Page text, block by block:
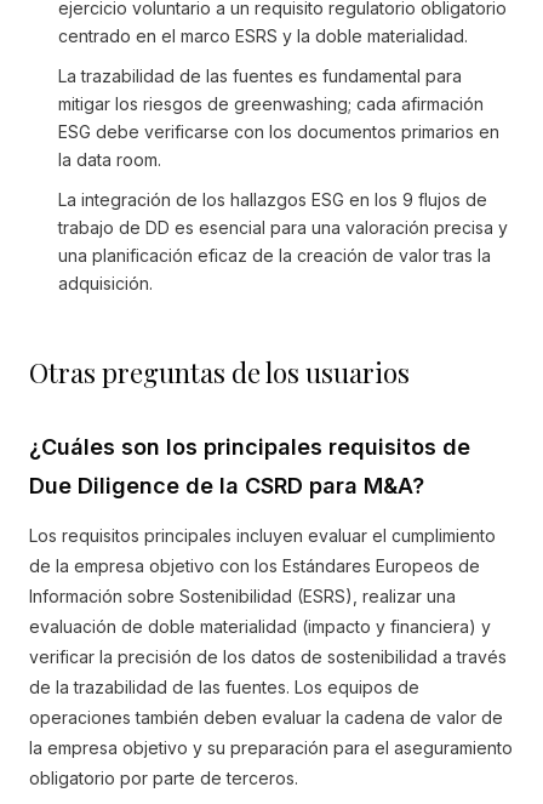
ejercicio voluntario a un requisito regulatorio obligatorio
centrado en el marco ESRS y la doble materialidad.
La trazabilidad de las fuentes es fundamental para
mitigar los riesgos de greenwashing; cada afirmación
ESG debe verificarse con los documentos primarios en
la data room.
La integración de los hallazgos ESG en los 9 flujos de
trabajo de DD es esencial para una valoración precisa y
una planificación eficaz de la creación de valor tras la
adquisición.
Otras preguntas de los usuarios
¿Cuáles son los principales requisitos de
Due Diligence de la CSRD para M&A?
Los requisitos principales incluyen evaluar el cumplimiento
de la empresa objetivo con los Estándares Europeos de
Información sobre Sostenibilidad (ESRS), realizar una
evaluación de doble materialidad (impacto y financiera) y
verificar la precisión de los datos de sostenibilidad a través
de la trazabilidad de las fuentes. Los equipos de
operaciones también deben evaluar la cadena de valor de
la empresa objetivo y su preparación para el aseguramiento
obligatorio por parte de terceros.